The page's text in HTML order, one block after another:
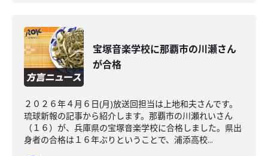
宝塚音楽学校に那覇市の川瀬さん
が合格
２０２６年４月６日(月)放送回担当は上地和夫さんです。
琉球新報の記事から紹介します。那覇市の川瀬れいさん
（１６）が、兵庫県の宝塚音楽学校に合格しました。県出
身者の合格は１６年ぶりということで、浦添高校...